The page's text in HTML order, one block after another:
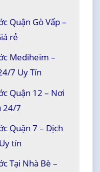
Quận Gò Vấp –
rẻ
Mediheim –
7 Uy Tín
Quận 12 – Nơi
24/7
Quận 7 – Dịch
tín
Tại Nhà Bè –